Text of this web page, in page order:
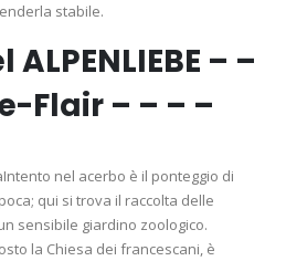
stabile.
– –
Flair – – – –
Intento nel acerbo è il ponteggio di
qui si trova il raccolta delle
sensibile giardino zoologico.
la Chiesa dei francescani, è